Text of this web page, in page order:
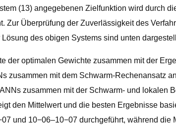
(13) angegebenen Zielfunktion wird durch
Zur Überprüfung der Zuverlässigkeit des
des obigen Systems sind unten
der optimalen Gewichte zusammen mit der
zusammen mit dem Schwarm-Rechenansatz
zusammen mit der Schwarm- und
den Mittelwert und die besten Ergebnisse
und 10−06–10−07 durchgeführt, während